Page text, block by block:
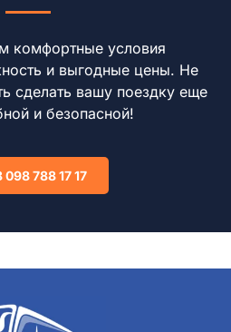
комфортные условия
и выгодные цены. Не
сделать вашу поездку еще
и безопасной!
098 788 17 17